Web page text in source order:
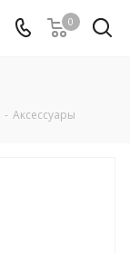
0
- Аксессуары